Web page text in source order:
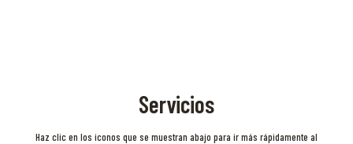
Servicios
Haz clic en los iconos que se muestran abajo para ir más rápidamente al